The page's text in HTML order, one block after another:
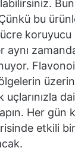
bu
Her gün
etkili